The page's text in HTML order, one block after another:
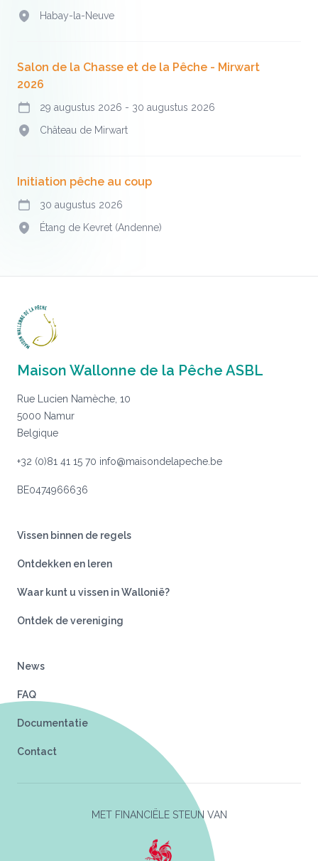
AdresHabay-la-Neuve
Salon de la Chasse et de la Pêche - Mirwart
2026
Vandaag29 augustus 2026 - 30 augustus 2026
AdresChâteau de Mirwart
Initiation pêche au coup
Vandaag30 augustus 2026
AdresÉtang de Kevret (Andenne)
Maison Wallonne de la Pêche ASBL
Rue Lucien Namèche, 10
5000 Namur
Belgique
+32 (0)81 41 15 70 info@maisondelapeche.be
BE0474966636
Vissen binnen de regels
Ontdekken en leren
Waar kunt u vissen in Wallonië?
Ontdek de vereniging
News
FAQ
Documentatie
Contact
MET FINANCIËLE STEUN VAN